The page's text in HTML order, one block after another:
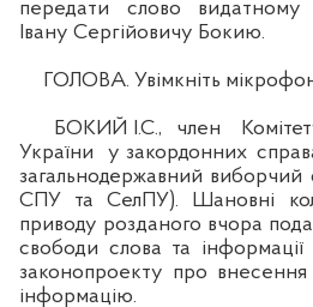
передати слово видатному
Івану Сергійовичу Бокию.
ГОЛОВА. Увімкніть
БОКИЙ І.С., член
України у закордонних
загальнодержавний
СПУ та СелПУ). Шановні
приводу розданого вчора
свободи слова та
законопроекту про
інформацію.